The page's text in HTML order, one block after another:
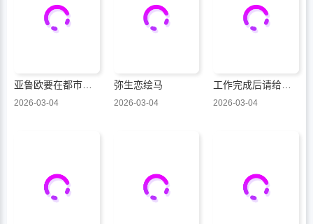
亚鲁欧要在都市经营事务所的样子
2026-03-04
弥生恋绘马
2026-03-04
工作完成后请给我奖赏
2026-03-04